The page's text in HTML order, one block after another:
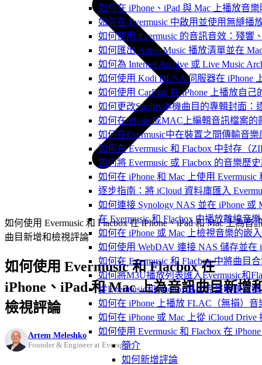
如何在 iPhone、iPad 與 Mac 上播放音
如何在 Evermusic 中啟用並使用無縫播
如何使用 Evermusic 的音訊音效：殘
如何匯出 Apple Music 播放清單並在
如何為 Internet Archive 或 Live Music
如何使用 Kodi DLNA 伺服器在 iPhone
如何使用 CarPlay 在 iPhone 上播放自己
如何更改Spotify本機曲目的專輯封面：
如何在iPhone或MAC上編輯音訊檔案的
如何在Evermusic中在裝置之間傳輸音
如何在 Evermusic 和 Flacbox 中封存（
如何將 Evermusic 或 Flacbox 的音樂歷
如何在 iPhone 和 Mac 上使用
逐步指南：將 iCloud 資料庫匯入
如何連接 Synology NAS 並在 iPhone 或
在 Evermusic 和 Flacbox 中播放離線音
如何在 iPhone 或 Mac 上檢視音樂的嵌
如何使用 WebDAV 連接 NAS 儲存並在
如何在 Evermusic 和 Flacbox 中將曲目
如何將M3U播放列表匯入Evermusic和
從Evermusic和Flacbox匯出完整收聽記
如何在 iPhone 上播放 FLAC（無損）音
如何在 iPhone 或 Mac 上從 iCloud Drive
如何使用 Evermusic 和 Flacbox 在
簡介
如何新增評論
如何使用 Evermusic 和 Flacbox 在 iPhone、iPad 和 Mac 上為音
曲目新增和檢視評論
如何使用 Evermusic 和 Flacbox 在
iPhone、iPad 和 Mac 上為音訊曲目新增
檢視評論
Artem Meleshko
Founder & Engineer at Everappz